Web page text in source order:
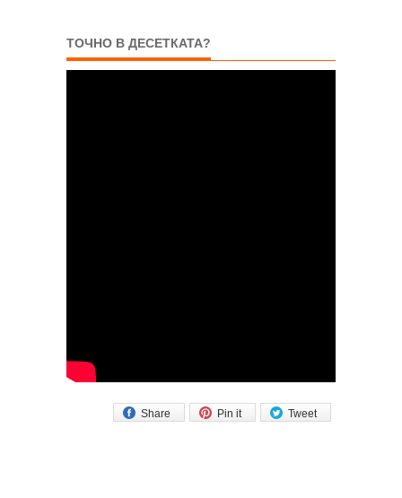
ТОЧНО В ДЕСЕТКАТА?
Tweet
Pin it
Share